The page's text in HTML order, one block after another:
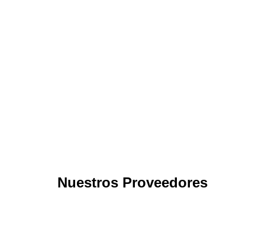
Nuestros Proveedores